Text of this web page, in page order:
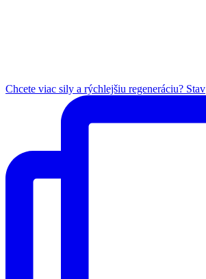
Chcete viac sily a rýchlejšiu regeneráciu? Stav